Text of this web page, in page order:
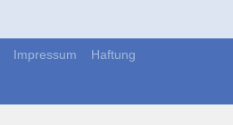
Impressum Haftung